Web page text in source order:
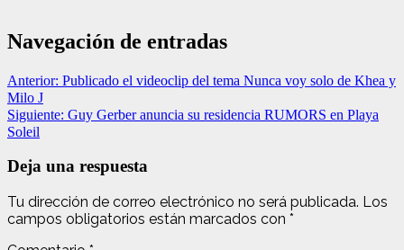
Navegación de entradas
Anterior: Publicado el videoclip del tema Nunca voy solo de Khea y
Milo J
Siguiente: Guy Gerber anuncia su residencia RUMORS en Playa
Soleil
Deja una respuesta
Tu dirección de correo electrónico no será publicada. Los
campos obligatorios están marcados con *